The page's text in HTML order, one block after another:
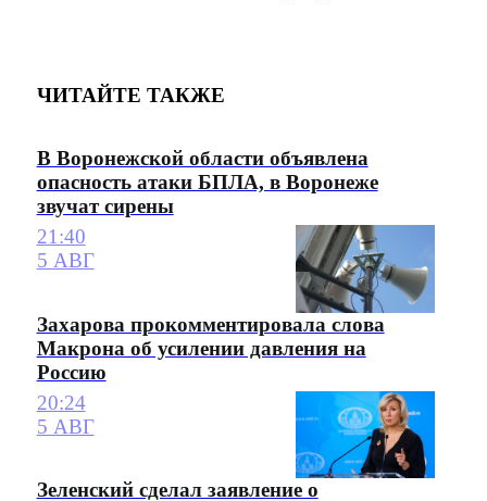
ЧИТАЙТЕ ТАКЖЕ
В Воронежской области объявлена
опасность атаки БПЛА, в Воронеже
звучат сирены
21:40
5 АВГ
Захарова прокомментировала слова
Макрона об усилении давления на
Россию
20:24
5 АВГ
Зеленский сделал заявление о